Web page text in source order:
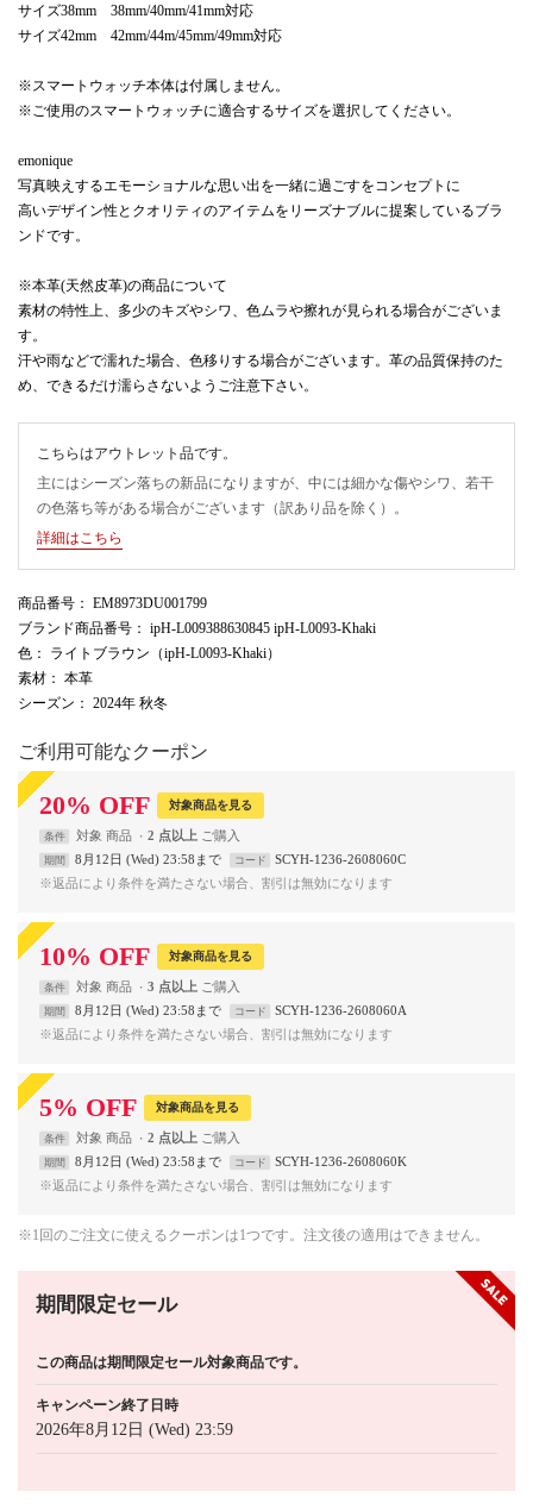
サイズ38mm 38mm/40mm/41mm対応
サイズ42mm 42mm/44m/45mm/49mm対応
※スマートウォッチ本体は付属しません。
※ご使用のスマートウォッチに適合するサイズを選択してください。
emonique
写真映えするエモーショナルな思い出を一緒に過ごすをコンセプトに
高いデザイン性とクオリティのアイテムをリーズナブルに提案しているブラ
ンドです。
※本革(天然皮革)の商品について
素材の特性上、多少のキズやシワ、色ムラや擦れが見られる場合がございま
す。
汗や雨などで濡れた場合、色移りする場合がございます。革の品質保持のた
め、できるだけ濡らさないようご注意下さい。
こちらはアウトレット品です。
主にはシーズン落ちの新品になりますが、中には細かな傷やシワ、若干
の色落ち等がある場合がございます（訳あり品を除く）。
詳細はこちら
商品番号 ： EM8973DU001799
ブランド商品番号 ： ipH-L009388630845 ipH-L0093-Khaki
色 ： ライトブラウン（ipH-L0093-Khaki）
素材 ： 本革
シーズン ： 2024年 秋冬
ご利用可能なクーポン
20% OFF 対象商品を見る
条件 対象 商品 2 点以上
期間 8月12日 (Wed) 23:58まで コード
SCYH-1236-2608060C
※返品により条件を満たさない場合、割引は無効になります
10% OFF 対象商品を見る
条件 対象 商品 3 点以上
期間 8月12日 (Wed) 23:58まで コード
SCYH-1236-2608060A
※返品により条件を満たさない場合、割引は無効になります
5% OFF 対象商品を見る
条件 対象 商品 2 点以上
期間 8月12日 (Wed) 23:58まで コード
SCYH-1236-2608060K
※返品により条件を満たさない場合、割引は無効になります
※1回のご注文に使えるクーポンは1つです。注文後の適用はできません。
期間限定セール
この商品は期間限定セール対象商品です。
キャンペーン終了日時
2026年8月12日 (Wed) 23:59